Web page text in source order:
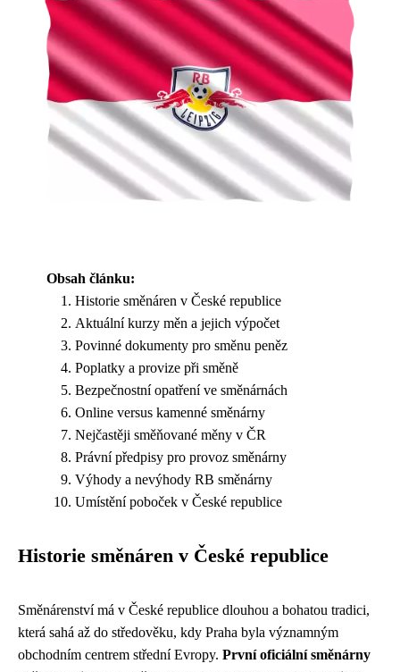
Obsah článku:
Historie směnáren v České republice
Aktuální kurzy měn a jejich výpočet
Povinné dokumenty pro směnu peněz
Poplatky a provize při směně
Bezpečnostní opatření ve směnárnách
Online versus kamenné směnárny
Nejčastěji směňované měny v ČR
Právní předpisy pro provoz směnárny
Výhody a nevýhody RB směnárny
Umístění poboček v České republice
Historie směnáren v České republice
Směnárenství má v České republice dlouhou a bohatou tradici,
která sahá až do středověku, kdy Praha byla významným
obchodním centrem střední Evropy. První oficiální směnárny